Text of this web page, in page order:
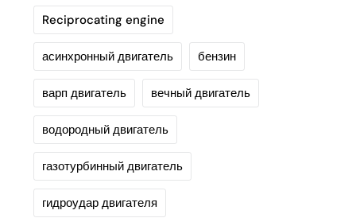
Reciprocating engine
асинхронный двигатель бензин
варп двигатель вечный двигатель
водородный двигатель
газотурбинный двигатель
гидроудар двигателя